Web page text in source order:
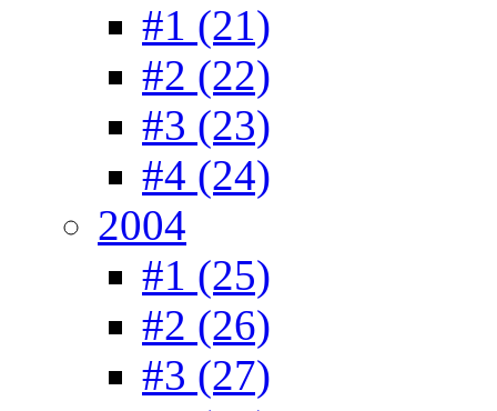
#1 (21)
#2 (22)
#3 (23)
#4 (24)
2004
#1 (25)
#2 (26)
#3 (27)